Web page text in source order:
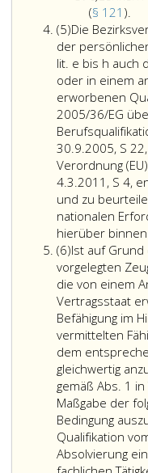
3,),
c
(§ 121 ).
(5)Absatz
5,
Die
der
lit. e bis h auch
oder in einem
erworbenen
2005/36/EG
30.9.2005, S
Verordnung
4.3.2011, S 4,
und zu
nationalen
hierüber
(6)Absatz
6,
Ist auf Grund
vorgelegten
die von einem
Vertragsstaat
Befähigung im
vermittelten
dem
gleichwertig
gemäß Abs. 1
Maßgabe der
Bedingung
Qualifikation
Absolvierung